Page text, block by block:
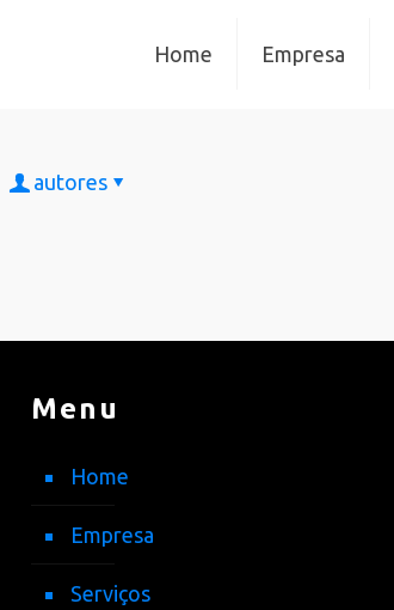
Home Empresa
autores
Menu
Home
Empresa
Serviços